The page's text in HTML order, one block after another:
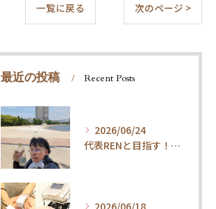
一覧に戻る 次のページ >
最近の投稿 Recent Posts
2026/06/24
代表RENと目指す！内臓ケア×ウォーキングで叶える「疲れ知らずの健康体」